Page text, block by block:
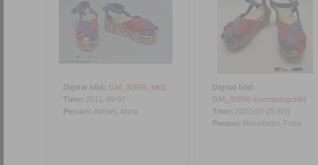
Digital bild: GM_32696_bild1
Time: 2011-09-07
Person: Adrian, Anna
Digital bild:
GM_32696.inventeringsbild
Time: 2021-07-25 [01]
Person: Reineholm, Frida